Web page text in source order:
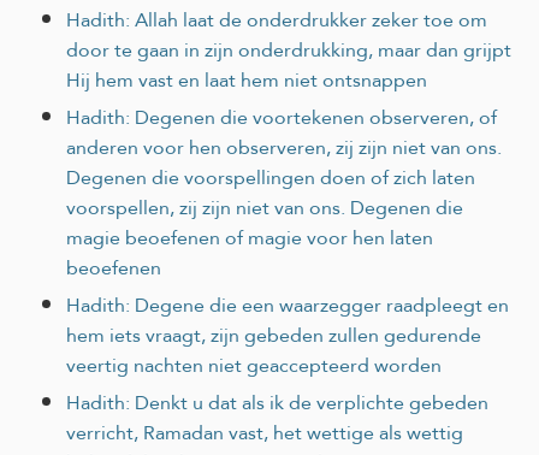
Hadith: Allah laat de onderdrukker zeker toe om
door te gaan in zijn onderdrukking, maar dan grijpt
Hij hem vast en laat hem niet ontsnappen
Hadith: Degenen die voortekenen observeren, of
anderen voor hen observeren, zij zijn niet van ons.
Degenen die voorspellingen doen of zich laten
voorspellen, zij zijn niet van ons. Degenen die
magie beoefenen of magie voor hen laten
beoefenen
Hadith: Degene die een waarzegger raadpleegt en
hem iets vraagt, zijn gebeden zullen gedurende
veertig nachten niet geaccepteerd worden
Hadith: Denkt u dat als ik de verplichte gebeden
verricht, Ramadan vast, het wettige als wettig